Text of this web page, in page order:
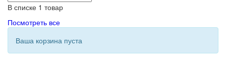
В списке 1 товар
Посмотреть все
Ваша корзина пуста